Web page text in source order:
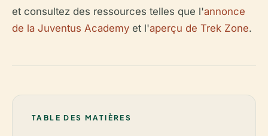
et consultez des ressources telles que l'annonce
de la Juventus Academy et l'aperçu de Trek Zone.
TABLE DES MATIÈRES